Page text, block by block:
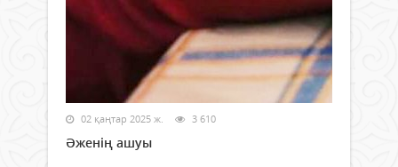
02 қаңтар 2025 ж. 3 610
Әженің ашуы